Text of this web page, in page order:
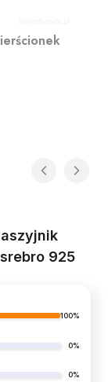
925
100%
0%
0%